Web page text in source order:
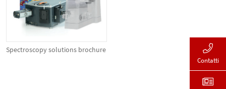
Spectroscopy solutions brochure
Contatti